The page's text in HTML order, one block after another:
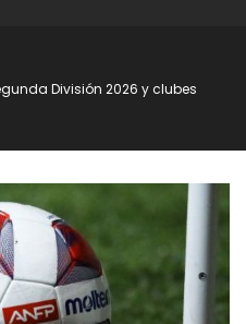
División 2026 y clubes